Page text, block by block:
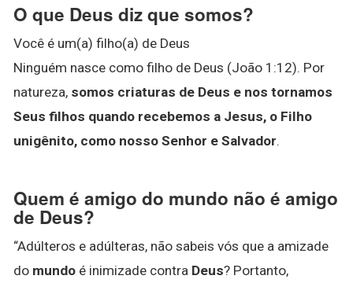
O que Deus diz que somos?
Você é um(a) filho(a) de Deus
Ninguém nasce como filho de Deus (João 1:12). Por
natureza, somos criaturas de Deus e nos tornamos
Seus filhos quando recebemos a Jesus, o Filho
unigênito, como nosso Senhor e Salvador.
Quem é amigo do mundo não é amigo
de Deus?
“Adúlteros e adúlteras, não sabeis vós que a amizade
do mundo é inimizade contra Deus? Portanto,